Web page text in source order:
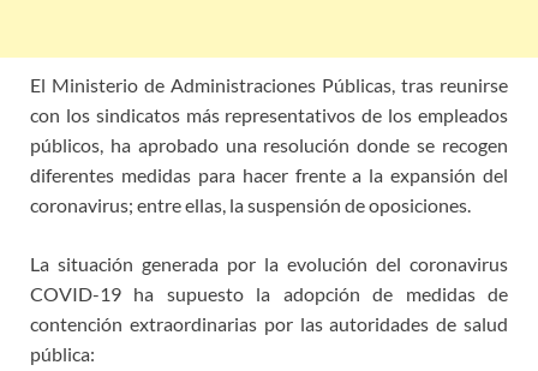
El Ministerio de Administraciones Públicas, tras reunirse
con los sindicatos más representativos de los empleados
públicos, ha aprobado una resolución donde se recogen
diferentes medidas para hacer frente a la expansión del
coronavirus; entre ellas, la suspensión de oposiciones.
La situación generada por la evolución del coronavirus
COVID-19 ha supuesto la adopción de medidas de
contención extraordinarias por las autoridades de salud
pública: